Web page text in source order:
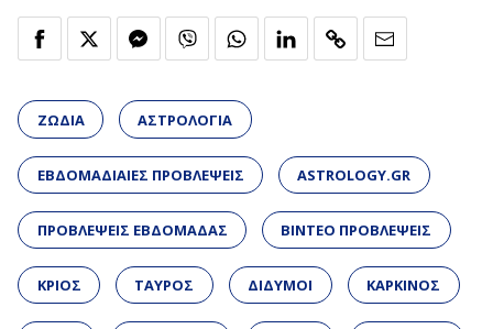
ΖΩΔΙΑ ΑΣΤΡΟΛΟΓΙΑ
ΕΒΔΟΜΑΔΙΑΙΕΣ ΠΡΟΒΛΕΨΕΙΣ ASTROLOGY.GR
ΠΡΟΒΛΕΨΕΙΣ ΕΒΔΟΜΑΔΑΣ ΒΙΝΤΕΟ ΠΡΟΒΛΕΨΕΙΣ
ΚΡΙΟΣ ΤΑΥΡΟΣ ΔΙΔΥΜΟΙ ΚΑΡΚΙΝΟΣ